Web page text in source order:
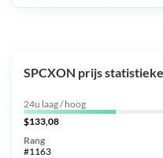
SPCXON prijs
24u laag / hoog
$133,08
Rang
#1163